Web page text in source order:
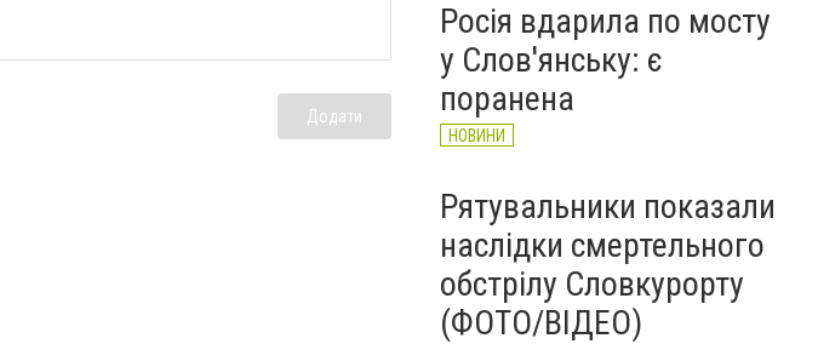
Додати
Росія вдарила по мосту
у Слов'янську: є
поранена
НОВИНИ
Рятувальники показали
наслідки смертельного
обстрілу Словкурорту
(ФОТО/ВІДЕО)